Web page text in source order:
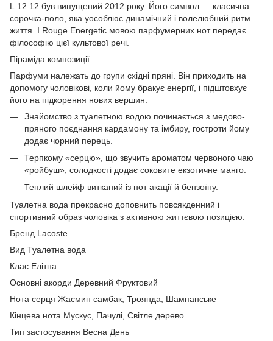
L.12.12 був випущений 2012 року. Його символ — класична
сорочка-поло, яка уособлює динамічний і волелюбний ритм
життя. І Rouge Energetic мовою парфумерних нот передає
філософію цієї культової речі.
Піраміда композиції
Парфуми належать до групи східні пряні. Він приходить на
допомогу чоловікові, коли йому бракує енергії, і підштовхує
його на підкорення нових вершин.
Знайомство з туалетною водою починається з медово-
пряного поєднання кардамону та імбиру, гостроти йому
додає чорний перець.
Терпкому «серцю», що звучить ароматом червоного чаю
«ройбуш», солодкості додає соковите екзотичне манго.
Теплий шлейф витканий із нот акації й бензоїну.
Туалетна вода прекрасно доповнить повсякденний і
спортивний образ чоловіка з активною життєвою позицією.
Бренд Lacoste
Вид Туалетна вода
Клас Елітна
Основні акорди Деревний Фруктовий
Нота серця Жасмин самбак, Троянда, Шампанське
Кінцева нота Мускус, Пачулі, Світле дерево
Тип застосування Весна День